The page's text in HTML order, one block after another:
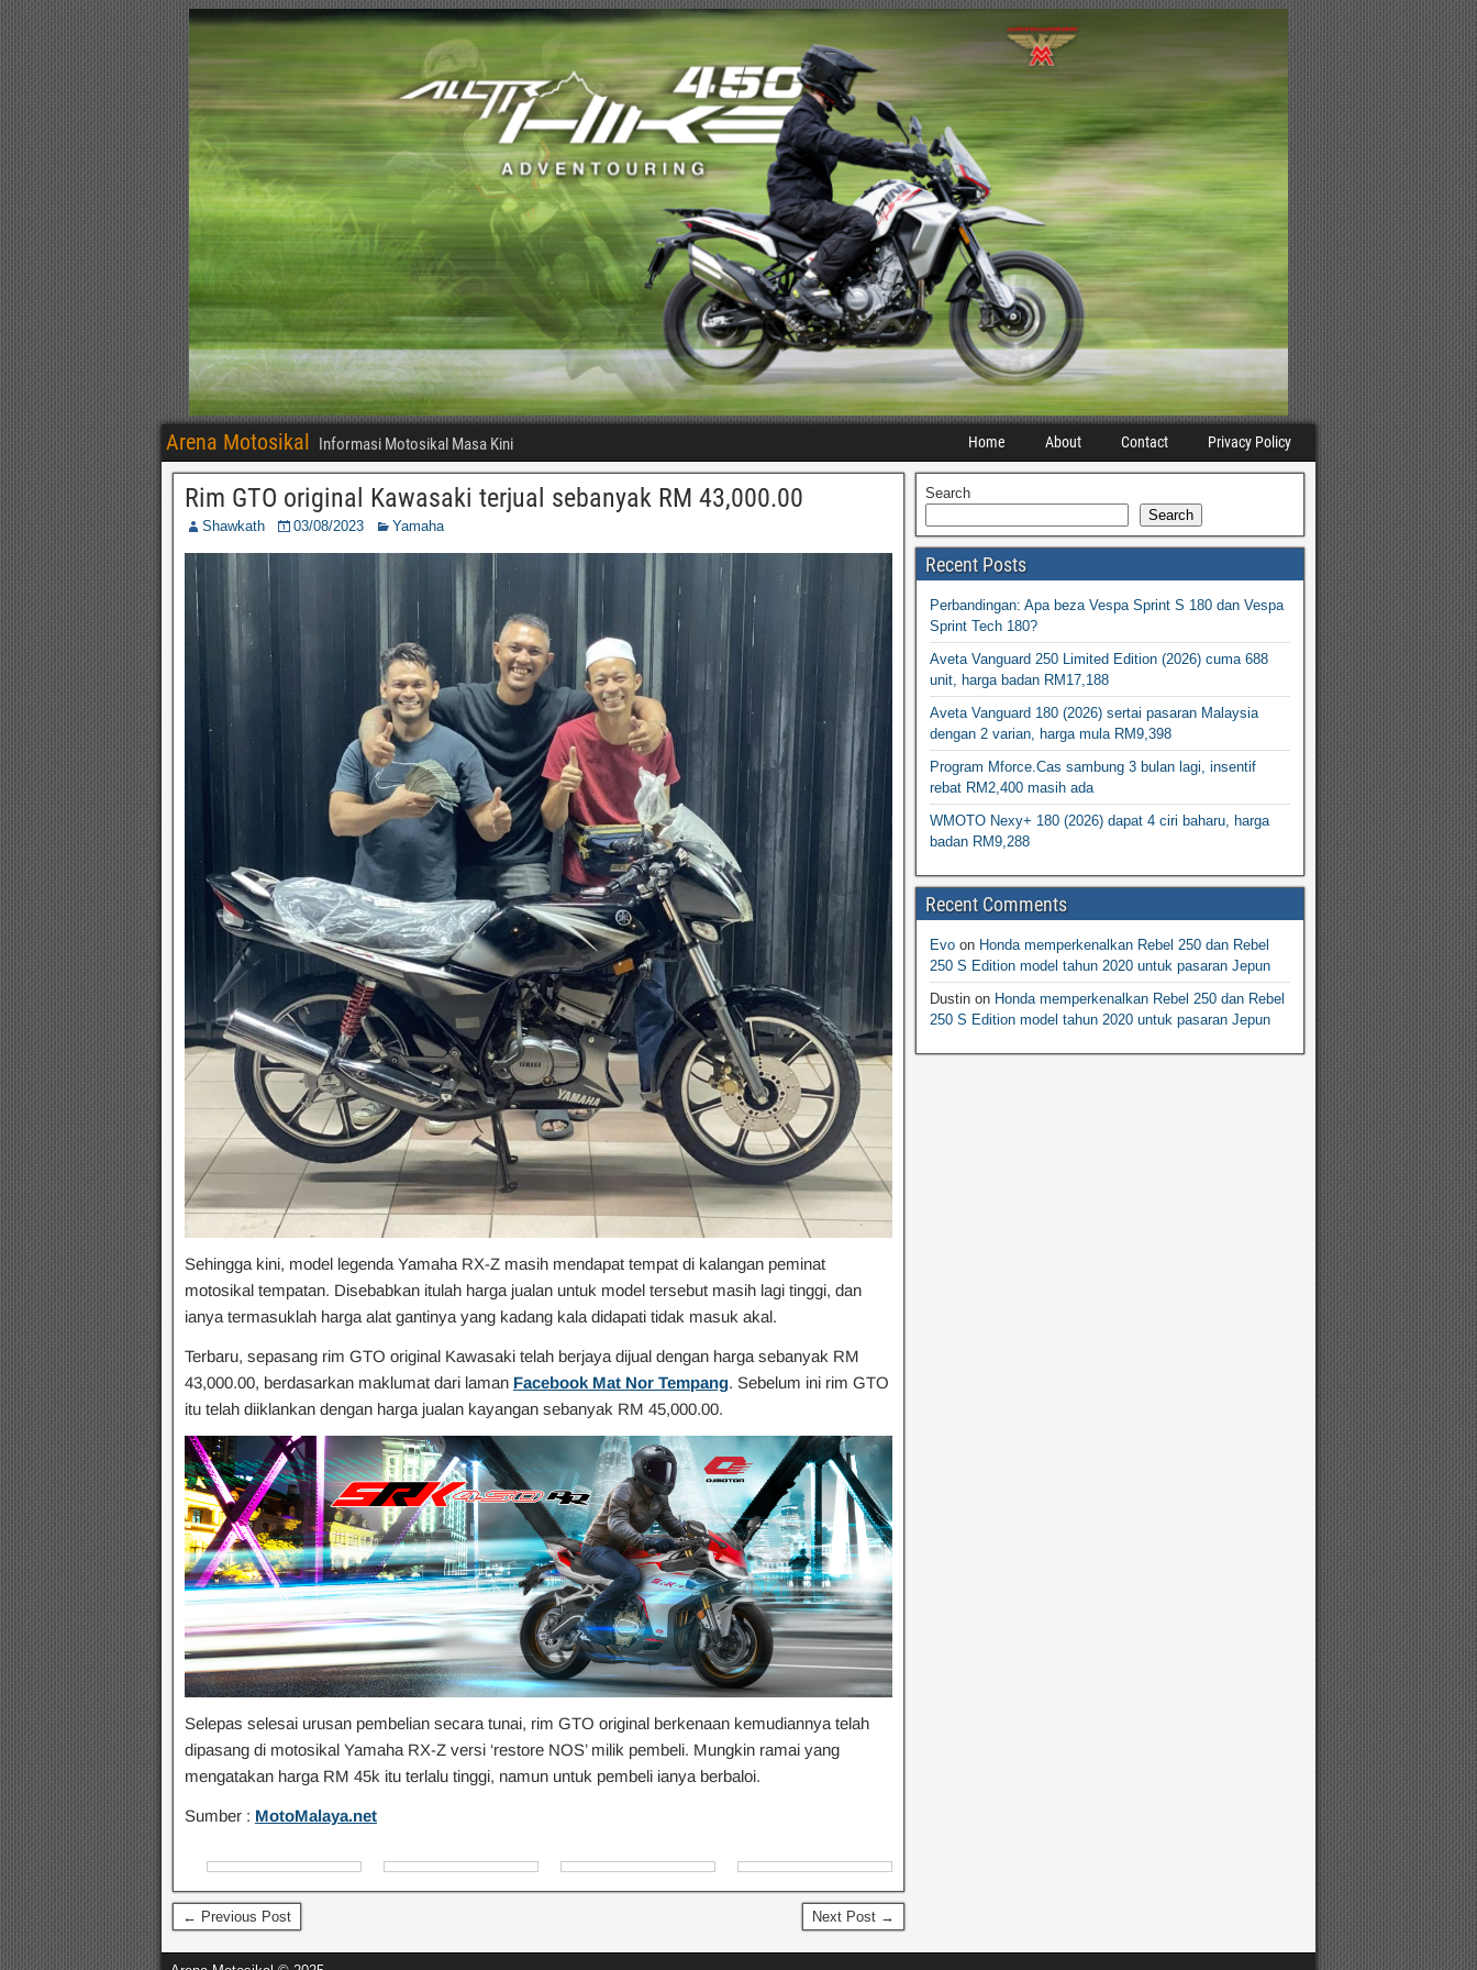
Arena Motosikal Informasi Motosikal Masa Kini Home About Contact Privacy Policy
Rim GTO original Kawasaki terjual sebanyak RM 43,000.00
Shawkath 03/08/2023 Yamaha
Sehingga kini, model legenda Yamaha RX-Z masih mendapat tempat di kalangan peminat
motosikal tempatan. Disebabkan itulah harga jualan untuk model tersebut masih lagi tinggi, dan
ianya termasuklah harga alat gantinya yang kadang kala didapati tidak masuk akal.
Terbaru, sepasang rim GTO original Kawasaki telah berjaya dijual dengan harga sebanyak RM
43,000.00, berdasarkan maklumat dari laman Facebook Mat Nor Tempang. Sebelum ini rim GTO
itu telah diiklankan dengan harga jualan kayangan sebanyak RM 45,000.00.
Selepas selesai urusan pembelian secara tunai, rim GTO original berkenaan kemudiannya telah
dipasang di motosikal Yamaha RX-Z versi ‘restore NOS’ milik pembeli. Mungkin ramai yang
mengatakan harga RM 45k itu terlalu tinggi, namun untuk pembeli ianya berbaloi.
Sumber : MotoMalaya.net
← Previous Post Next Post →
Search
Search
Recent Posts
Perbandingan: Apa beza Vespa Sprint S 180 dan Vespa
Sprint Tech 180?
Aveta Vanguard 250 Limited Edition (2026) cuma 688
unit, harga badan RM17,188
Aveta Vanguard 180 (2026) sertai pasaran Malaysia
dengan 2 varian, harga mula RM9,398
Program Mforce.Cas sambung 3 bulan lagi, insentif
rebat RM2,400 masih ada
WMOTO Nexy+ 180 (2026) dapat 4 ciri baharu, harga
badan RM9,288
Recent Comments
Evo on Honda memperkenalkan Rebel 250 dan Rebel
250 S Edition model tahun 2020 untuk pasaran Jepun
Dustin on Honda memperkenalkan Rebel 250 dan Rebel
250 S Edition model tahun 2020 untuk pasaran Jepun